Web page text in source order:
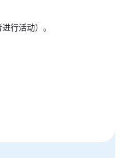
行活动）。